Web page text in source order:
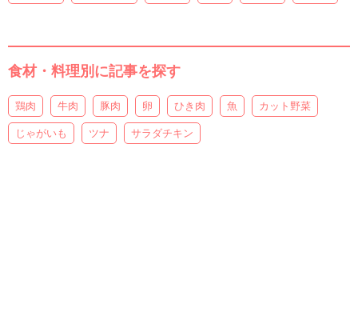
食材・料理別に記事を探す
鶏肉 牛肉 豚肉 卵 ひき肉 魚 カット野菜
じゃがいも ツナ サラダチキン